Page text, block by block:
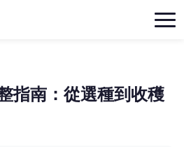
指南：從選種到收穫